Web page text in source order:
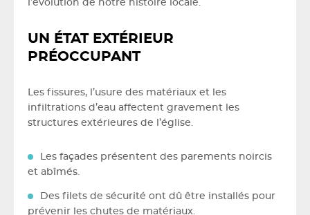
l’évolution de notre histoire locale.
UN ÉTAT EXTÉRIEUR
PRÉOCCUPANT
Les fissures, l’usure des matériaux et les
infiltrations d’eau affectent gravement les
structures extérieures de l’église.
Les façades présentent des parements noircis
et abîmés.
Des filets de sécurité ont dû être installés pour
prévenir les chutes de matériaux.